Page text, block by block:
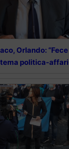
Orlando:
politica-